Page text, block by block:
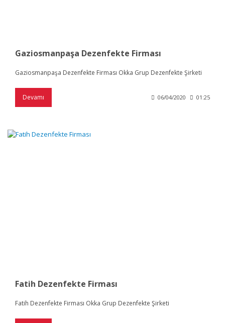
Gaziosmanpaşa Dezenfekte Firması
Gaziosmanpaşa Dezenfekte Firması Okka Grup Dezenfekte Şirketi
Devamı 06/04/2020 01:25
Fatih Dezenfekte Firması
Fatih Dezenfekte Firması Okka Grup Dezenfekte Şirketi